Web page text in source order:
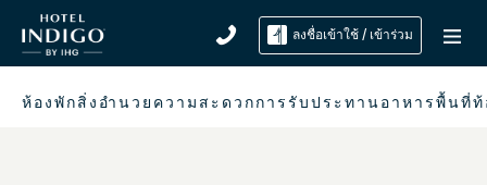
ลงชื่อเข้าใช้ / เข้าร่วม
ห้องพักสิ่งอำนวยความสะดวกการรับประทานอาหารพื้นที่ท้